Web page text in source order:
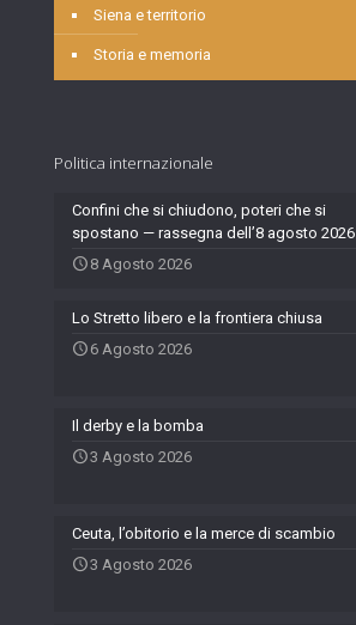
Siena e territorio
Storia e memoria
Politica internazionale
Confini che si chiudono, poteri che si
spostano — rassegna dell’8 agosto 2026
8 Agosto 2026
Lo Stretto libero e la frontiera chiusa
6 Agosto 2026
Il derby e la bomba
3 Agosto 2026
Ceuta, l’obitorio e la merce di scambio
3 Agosto 2026